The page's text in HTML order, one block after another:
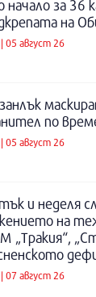
начало за 36
на
05 август 26
по
05 август 26
и неделя
на
„Тракия“,
07 август 26